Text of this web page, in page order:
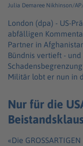
Julia Demaree Nikhinson/
London (dpa) - US-
abfälligen
Partner in
Bündnis vertieft -
Militär lobt er nun in
Nur für die
«Die